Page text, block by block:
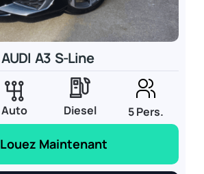
AUDI A3 S-Line
Auto Diesel 5 Pers.
Louez Maintenant